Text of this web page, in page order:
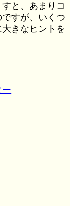
と、あまりコ
すが、いくつ
きなヒントを